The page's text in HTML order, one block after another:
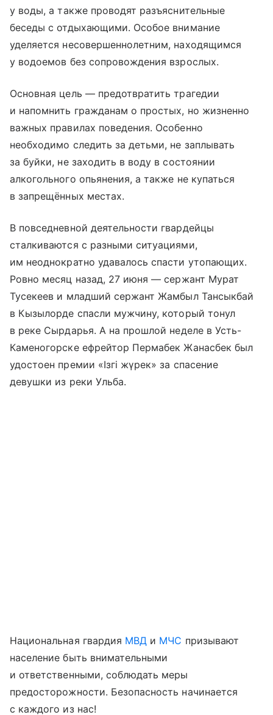
у воды, а также проводят разъяснительные
беседы с отдыхающими. Особое внимание
уделяется несовершеннолетним, находящимся
у водоемов без сопровождения взрослых.
Основная цель — предотвратить трагедии
и напомнить гражданам о простых, но жизненно
важных правилах поведения. Особенно
необходимо следить за детьми, не заплывать
за буйки, не заходить в воду в состоянии
алкогольного опьянения, а также не купаться
в запрещённых местах.
В повседневной деятельности гвардейцы
сталкиваются с разными ситуациями,
им неоднократно удавалось спасти утопающих.
Ровно месяц назад, 27 июня — сержант Мурат
Тусекеев и младший сержант Жамбыл Тансыкбай
в Кызылорде спасли мужчину, который тонул
в реке Сырдарья. А на прошлой неделе в Усть-
Каменогорске ефрейтор Пермабек Жанасбек был
удостоен премии «Ізгі жүрек» за спасение
девушки из реки Ульба.
Национальная гвардия МВД и МЧС призывают
население быть внимательными
и ответственными, соблюдать меры
предосторожности. Безопасность начинается
с каждого из нас!